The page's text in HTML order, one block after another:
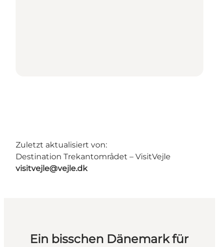
Zuletzt aktualisiert von:
Destination Trekantområdet – VisitVejle
visitvejle@vejle.dk
Ein bisschen Dänemark für